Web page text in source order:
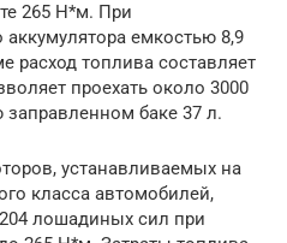
265 Н*м. При
емкостью 8,9
топлива составляет
проехать около 3000
баке 37 л.
устанавливаемых на
класса автомобилей,
204 лошадиных сил при